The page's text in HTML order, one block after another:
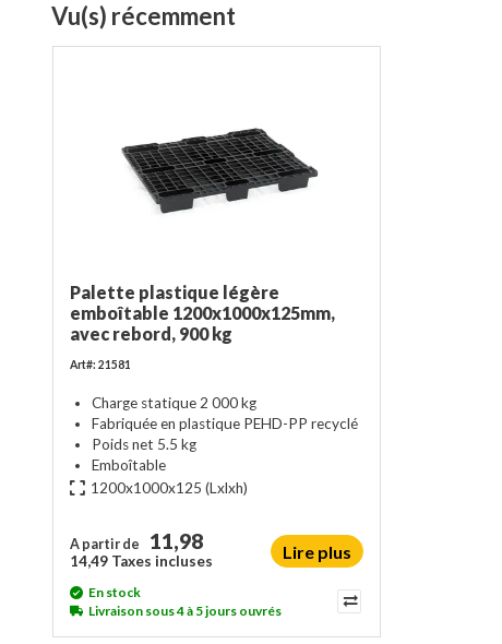
Vu(s) récemment
Palette plastique légère
emboîtable 1200x1000x125mm,
avec rebord, 900 kg
Art#: 21581
Charge statique 2 000 kg
Fabriquée en plastique PEHD-PP recyclé
Poids net 5.5 kg
Emboîtable
1200x1000x125 (Lxlxh)
A partir de 11,98
14,49 Taxes incluses Lire plus
En stock
Livraison sous 4 à 5 jours ouvrés